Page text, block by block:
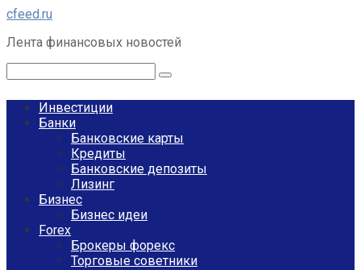
Перейти
контенту
cfeed.ru
Лента финансовых новостей
Инвестиции
Банки
Банковские карты
Кредиты
Банковские депозиты
Лизинг
Бизнес
Бизнес идеи
Forex
Брокеры форекс
Торговые советники